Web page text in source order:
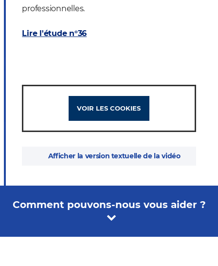
professionnelles.
Lire l'étude n°36
VOIR LES COOKIES
Afficher la version textuelle de la vidéo